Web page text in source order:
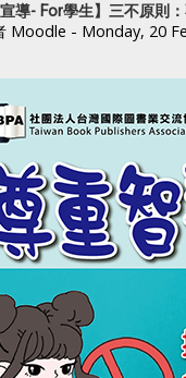
宣導- For學生】三不原則
Moodle - Monday, 20